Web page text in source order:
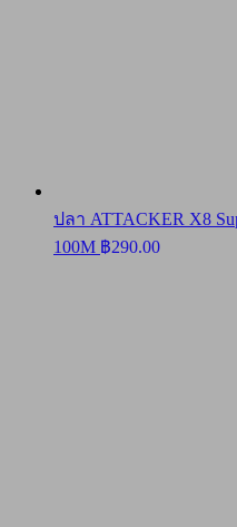
ปลา ATTACKER X8
100M ฿290.00